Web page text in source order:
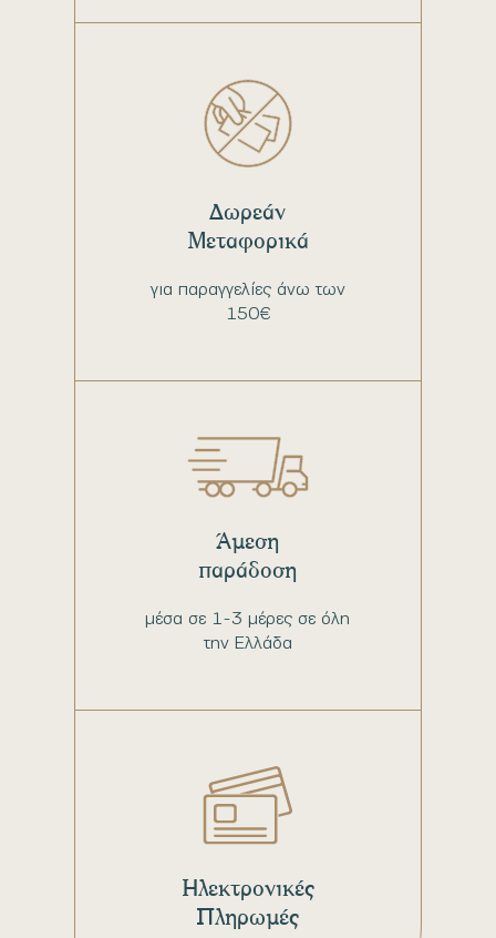
για παραγγελίες άνω των
150€
Δωρεάν
Μεταφορικά
μέσα σε 1-3 μέρες σε όλη
την Ελλάδα
Άμεση
παράδοση
Ηλεκτρονικές
Πληρωμές